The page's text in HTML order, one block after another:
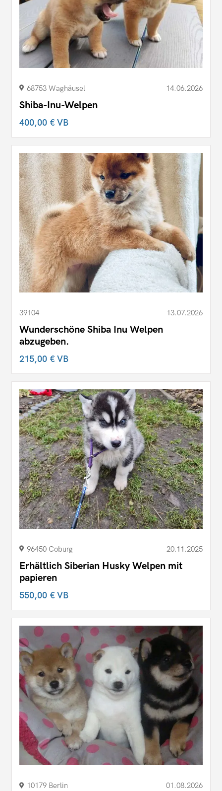
68753 Waghäusel 14.06.2026
Shiba-Inu-Welpen
400,00 €VB
39104 13.07.2026
Wunderschöne Shiba Inu Welpen
abzugeben.
215,00 €VB
96450 Coburg 20.11.2025
Erhältlich Siberian Husky Welpen mit
papieren
550,00 €VB
10179 Berlin 01.08.2026